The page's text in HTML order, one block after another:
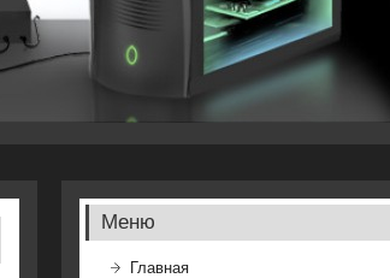
Меню
Главная